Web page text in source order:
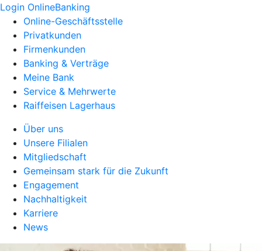
Login OnlineBanking
Online-Geschäftsstelle
Privatkunden
Firmenkunden
Banking & Verträge
Meine Bank
Service & Mehrwerte
Raiffeisen Lagerhaus
Über uns
Unsere Filialen
Mitgliedschaft
Gemeinsam stark für die Zukunft
Engagement
Nachhaltigkeit
Karriere
News